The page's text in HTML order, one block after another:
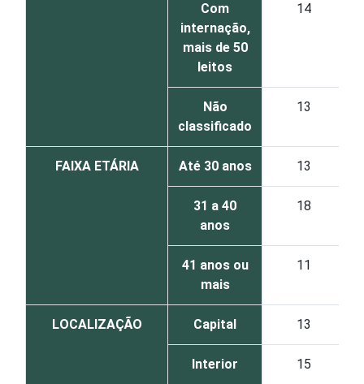
Com
internação,
mais de 50
leitos
14
Não
classificado
13
FAIXA ETÁRIA Até 30 anos 13
31 a 40
anos
18
41 anos ou
mais
11
LOCALIZAÇÃO Capital 13
Interior 15